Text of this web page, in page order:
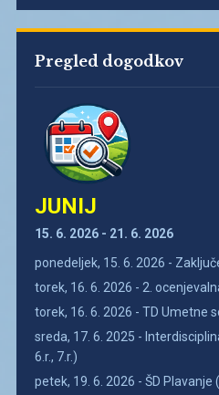
Pregled dogodkov
JUNIJ
15. 6. 2026 - 21. 6. 2026
ponedeljek, 15. 6. 2026 -
torek, 16. 6. 2026 - 2.
torek, 16. 6. 2026 - TD Umetne
sreda, 17. 6. 2025 -
6.r., 7.r.)
petek, 19. 6. 2026 - ŠD Plavanje